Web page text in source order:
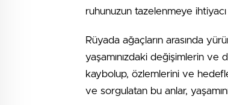
ruhunuzun tazelenmeye ihtiyacı
Rüyada ağaçların arasında
yaşamınızdaki değişimlerin ve
kaybolup, özlemlerini ve
ve sorgulatan bu anlar,